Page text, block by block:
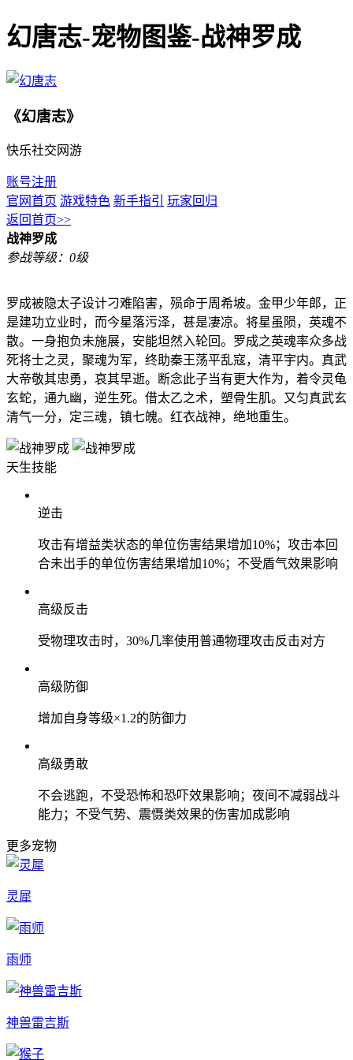
幻唐志-宠物图鉴-战神罗成
《幻唐志》
快乐社交网游
账号注册
官网首页 游戏特色 新手指引
玩家回归
返回首页>>
战神罗成
参战等级：0级
罗成被隐太子设计刁难陷害，殒命于周希坡。金甲少年郎，正
是建功立业时，而今星落污泽，甚是凄凉。将星虽陨，英魂不
散。一身抱负未施展，安能坦然入轮回。罗成之英魂率众多战
死将士之灵，聚魂为军，终助秦王荡平乱寇，清平宇内。真武
大帝敬其忠勇，哀其早逝。断念此子当有更大作为，着令灵龟
玄蛇，通九幽，逆生死。借太乙之术，塑骨生肌。又匀真武玄
清气一分，定三魂，镇七魄。红衣战神，绝地重生。
天生技能
逆击
攻击有增益类状态的单位伤害结果增加10%；攻击本回
合未出手的单位伤害结果增加10%；不受盾气效果影响
高级反击
受物理攻击时，30%几率使用普通物理攻击反击对方
高级防御
增加自身等级×1.2的防御力
高级勇敢
不会逃跑，不受恐怖和恐吓效果影响；夜间不减弱战斗
能力；不受气势、震慑类效果的伤害加成影响
更多宠物
灵犀
雨师
神兽雷吉斯